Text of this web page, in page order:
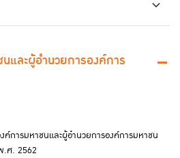
และผู้อำนวยการองค์การ
ค์การมหาชนและผู้อำนวยการองค์การมหาชน
.ศ. 2562